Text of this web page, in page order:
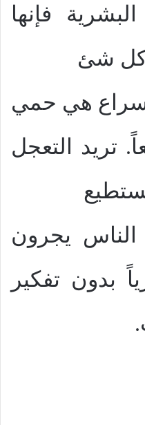
فإنها
كل شئ
هي حمي
تريد التعجل
يجرون
بدون تفكير